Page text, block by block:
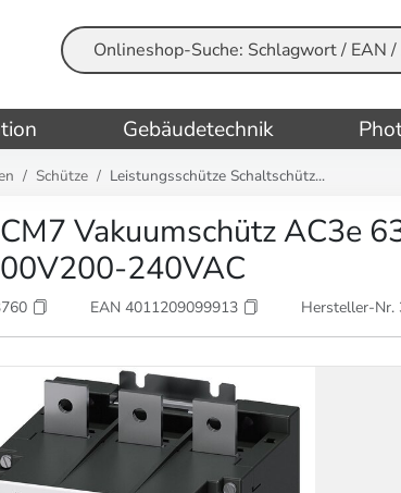
Suche
Gebäudetechnik
Schütze Leistungsschütze Schaltschütz...
Vakuumschütz AC3e
240VAC
EAN 4011209099913 Hersteller-Nr.